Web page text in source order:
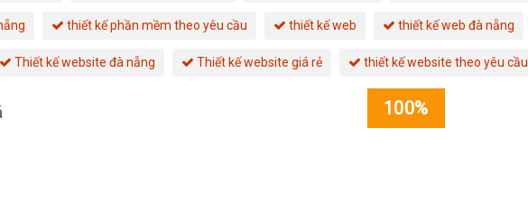
thiết kế phần mềm theo yêu cầu thiết kế web thiết kế web đà nẵng
Thiết kế website đà nẵng Thiết kế website giá rẻ thiết kế website theo yêu cầu
100%